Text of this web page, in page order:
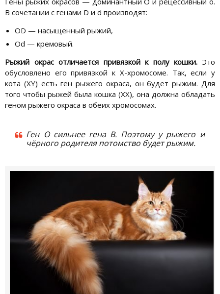
В сочетании с генами D и d производят:
OD — насыщенный рыжий,
Od — кремовый.
Рыжий окрас отличается привязкой к полу кошки. Это
обусловлено его привязкой к Х-хромосоме. Так, если у
кота (ХY) есть ген рыжего окраса, он будет рыжим. Для
того чтобы рыжей была кошка (ХХ), она должна обладать
геном рыжего окраса в обеих хромосомах.
Ген О сильнее гена В. Поэтому у рыжего и
чёрного родителя потомство будет рыжим.